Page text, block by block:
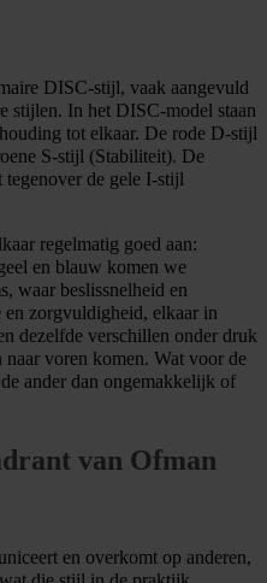
DISC-stijl, vaak aangevuld
stijlen. In het DISC-model staan
tot elkaar. De rode D-stijl
S-stijl (Stabiliteit). De
de gele I-stijl
regelmatig goed aan:
en blauw komen we
waar beslissnelheid en
en zorgvuldigheid, elkaar in
dezelfde verschillen onder druk
voren komen. Wat voor de
ander dan ongemakkelijk of
van Ofman
en overkomt op anderen,